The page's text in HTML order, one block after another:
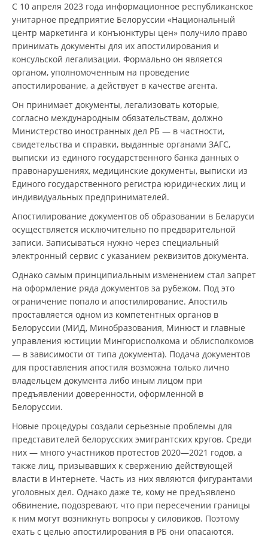
С 10 апреля 2023 года информационное республиканское
унитарное предприятие Белоруссии «Национальный
центр маркетинга и конъюнктуры цен» получило право
принимать документы для их апостилирования и
консульской легализации. Формально он является
органом, уполномоченным на проведение
апостилирование, а действует в качестве агента.
Он принимает документы, легализовать которые,
согласно международным обязательствам, должно
Министерство иностранных дел РБ — в частности,
свидетельства и справки, выданные органами ЗАГС,
выписки из единого государственного банка данных о
правонарушениях, медицинские документы, выписки из
Единого государственного регистра юридических лиц и
индивидуальных предпринимателей.
Апостилирование документов об образовании в Беларуси
осуществляется исключительно по предварительной
записи. Записываться нужно через специальный
электронный сервис с указанием реквизитов документа.
Однако самым принципиальным изменением стал запрет
на оформление ряда документов за рубежом. Под это
ограничение попало и апостилирование. Апостиль
проставляется одном из компетентных органов в
Белоруссии (МИД, Минобразования, Минюст и главные
управления юстиции Мингорисполкома и облисполкомов
— в зависимости от типа документа). Подача документов
для проставления апостиля возможна только лично
владельцем документа либо иным лицом при
предъявлении доверенности, оформленной в
Белоруссии.
Новые процедуры создали серьезные проблемы для
представителей белорусских эмигрантских кругов. Среди
них — много участников протестов 2020—2021 годов, а
также лиц, призывавших к свержению действующей
власти в Интернете. Часть из них являются фигурантами
уголовных дел. Однако даже те, кому не предъявлено
обвинение, подозревают, что при пересечении границы
к ним могут возникнуть вопросы у силовиков. Поэтому
ехать с целью апостилирования в РБ они опасаются.